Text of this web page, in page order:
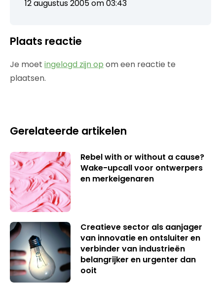
12 augustus 2005 om 03:43
Plaats reactie
Je moet ingelogd zijn op om een reactie te
plaatsen.
Gerelateerde artikelen
Rebel with or without a cause?
Wake-upcall voor ontwerpers
en merkeigenaren
Creatieve sector als aanjager
van innovatie en ontsluiter en
verbinder van industrieën
belangrijker en urgenter dan
ooit